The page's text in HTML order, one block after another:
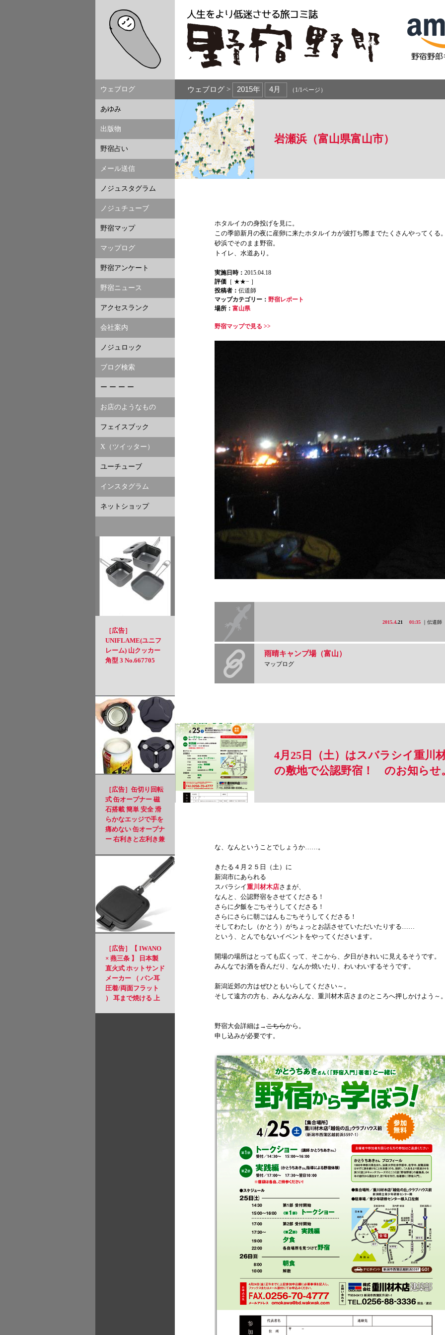
ウェブログ
あゆみ
出版物
野宿占い
メール送信
ノジュスタグラム
ノジュチューブ
野宿マップ
マップログ
野宿アンケート
野宿ニュース
アクセスランク
会社案内
ノジュロック
ブログ検索
ー ー ー ー
お店のようなもの
フェイスブック
X（ツイッター）
ユーチューブ
インスタグラム
ネットショップ
［広告］
UNIFLAME(ユニフ
レーム) 山クッカー
角型 3 No.667705
［広告］缶切り回転
式 缶オープナー 磁
石搭載 簡単 安全 滑
らかなエッジで手を
痛めない 缶オープナ
ー 右利きと左利き兼
ル缶 4.8～8.5cmの缶
に適用 ブラック
［広告］【 IWANO
× 燕三条 】 日本製
直火式 ホットサンド
メーカー （ パン耳
圧着/両面フラット
） 耳まで焼ける 上
ウェブログ > （1/1ページ）
岩瀬浜（富山県富山市）
ホタルイカの身投げを見に。
この季節新月の夜に産卵に来たホタルイカが波打ち際までたくさんやってくる
砂浜でそのまま野宿。
トイレ、水道あり。
実施日時： 2015.04.18
評価 ［ ★★− ］
投稿者： 伝道師
マップカテゴリー： 野宿レポート
場所： 富山県
野宿マップで見る >>
2015.4.21 01:35 ｜伝道師
雨晴キャンプ場（富山）
マップログ
4月25日（土）はスバラシイ重川
の敷地で公認野宿！ のお知らせ
な、なんということでしょうか……。
きたる４月２５日（土）に
新潟市にあられる
スバラシイ重川材木店さまが、
なんと、公認野宿をさせてくださる！
さらに夕飯をごちそうしてくださる！
さらにさらに朝ごはんもごちそうしてくださる！
そしてわたし（かとう）がちょっとお話させていただいたりする……
という、とんでもないイベントをやってくださいます。
開場の場所はとっても広くって、そこから、夕日がきれいに見えるそうです。
みんなでお酒を呑んだり、なんか焼いたり、わいわいするそうです。
新潟近郊の方はぜひともいらしてください～。
そして遠方の方も、みんなみんな、重川材木店さまのところへ押しかけよう～
野宿大会詳細は→こちらから。
申し込みが必要です。